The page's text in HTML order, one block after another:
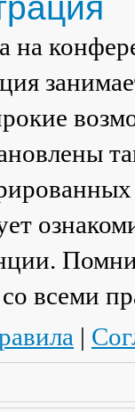
на
всеми
|